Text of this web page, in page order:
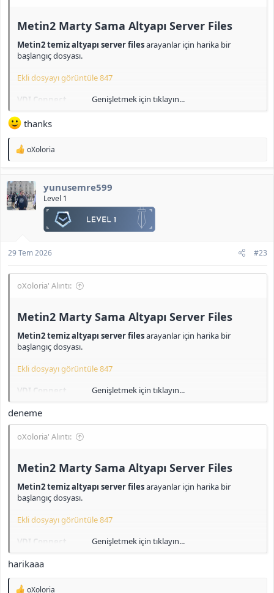
Metin2 Marty Sama Altyapı Server Files​
Metin2 temiz altyapı server filesarayanlar için harika bir
başlangıç dosyası.
Ekli dosyayı görüntüle 847
VDI Connect
id: root
pass: 123
Mysql Local
id: root
pass: admin
Navicat (MariaDB)
id: admin
pass: admin
Game users
id: admin2 pass: admin
id: admin4 pass: admin
id: admin5 pass: admin
<b>[Gizli içerik]</b>
Genişletmek için tıklayın...
thanks
T
p
i
l
e
oXoloria
yunusemre599
Level 1
29 Tem 2026 #23
oXoloria' Alıntı:
Metin2 Marty Sama Altyapı Server Files​
Metin2 temiz altyapı server filesarayanlar için harika bir
başlangıç dosyası.
Ekli dosyayı görüntüle 847
VDI Connect
id: root
pass: 123
Mysql Local
id: admin
pass: admin
Game users
id: admin2 pass: admin
id: admin3 pass: admin
id: admin4 pass: admin
Genişletmek için tıklayın...
deneme
oXoloria' Alıntı:
Metin2 Marty Sama Altyapı Server Files​
Metin2 temiz altyapı server filesarayanlar için harika bir
başlangıç dosyası.
Ekli dosyayı görüntüle 847
VDI Connect
id: root
pass: 123
Mysql Local
Genişletmek için tıklayın...
harikaaa
T
oXoloria